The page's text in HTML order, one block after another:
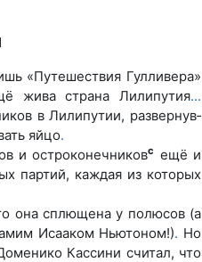
«Путешествия Гулливера»
жива страна Лилипутия...
в Лилипутии, развернув­
яйцо.
и остроконечниковс ещё и
партий, каждая из которых
она сплющена у полюсов (а
Исааком Ньютоном!). Но
Кассини считал, что